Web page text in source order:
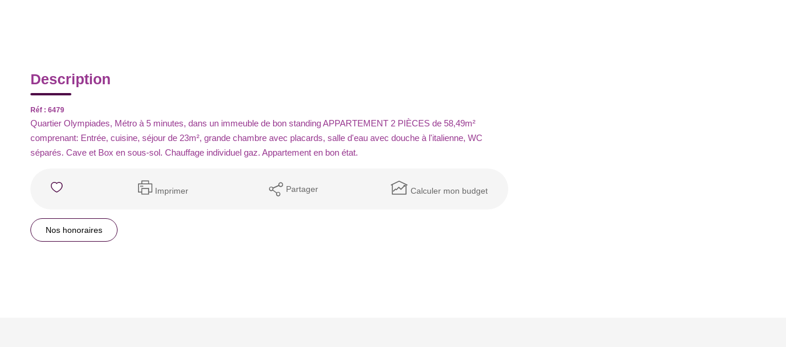
Description
Réf : 6479
Quartier Olympiades, Métro à 5 minutes, dans un immeuble de bon standing APPARTEMENT 2 PIÈCES de 58,49m²
comprenant: Entrée, cuisine, séjour de 23m², grande chambre avec placards, salle d'eau avec douche à l'italienne, WC
séparés. Cave et Box en sous-sol. Chauffage individuel gaz. Appartement en bon état.
Imprimer Partager Calculer mon budget
Nos honoraires